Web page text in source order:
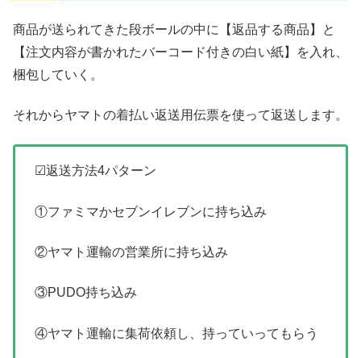
商品が送られてきた段ボールの中に【返品する商品】と
【注文内容が書かれたバーコード付きの白い紙】を入れ、
梱包していく。
それからヤマトの着払い返送用伝票を使って返送します。
☑返送方法4パターン
①ファミマかセブンイレブンに持ち込み
②ヤマト運輸の営業所に持ち込み
③PUDO持ち込み
④ヤマト運輸に集荷依頼し、持っていってもらう